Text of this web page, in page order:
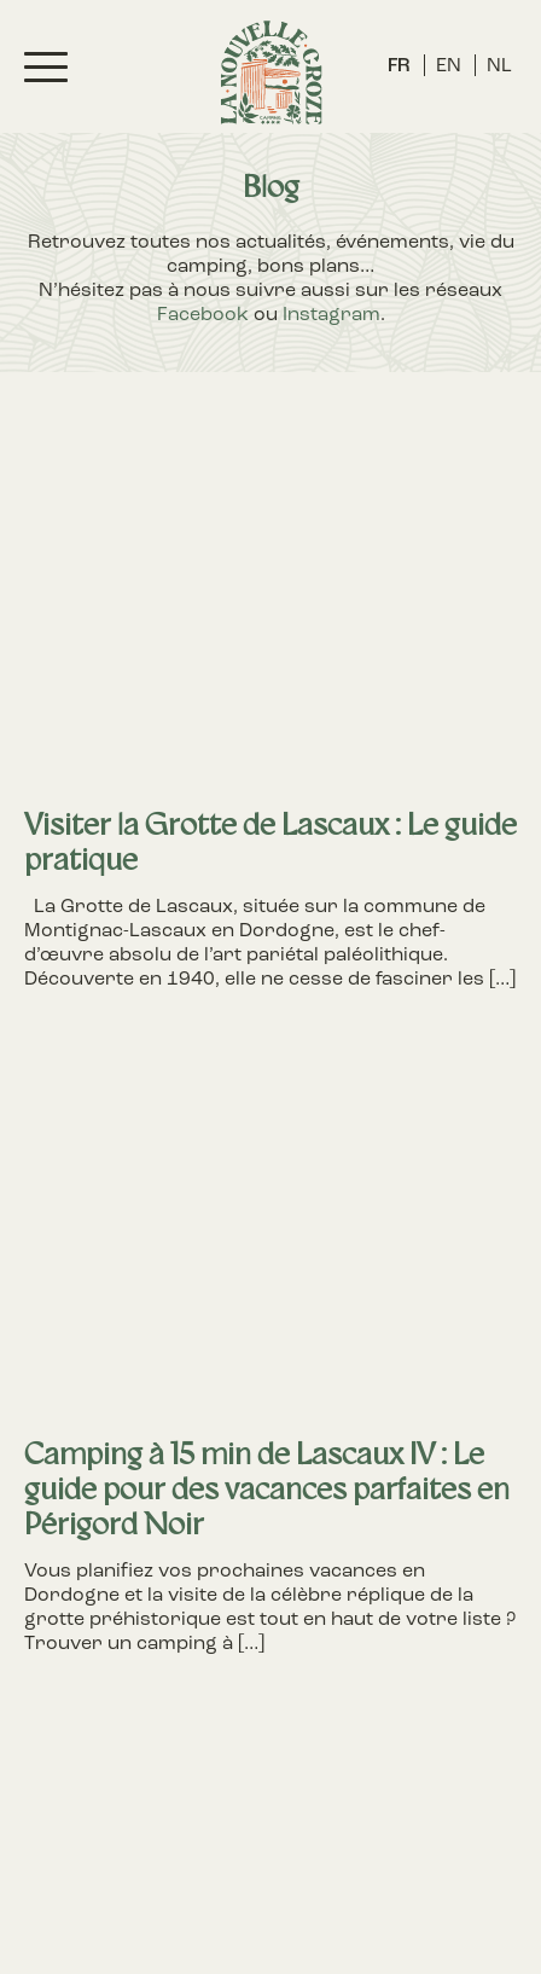
FR EN NL
Blog
Retrouvez toutes nos actualités, événements, vie du
camping, bons plans…
N’hésitez pas à nous suivre aussi sur les réseaux
Facebook ou Instagram.
Visiter la Grotte de Lascaux : Le guide
pratique
La Grotte de Lascaux, située sur la commune de
Montignac-Lascaux en Dordogne, est le chef-
d’œuvre absolu de l’art pariétal paléolithique.
Découverte en 1940, elle ne cesse de fasciner les […]
Camping à 15 min de Lascaux IV : Le
guide pour des vacances parfaites en
Périgord Noir
Vous planifiez vos prochaines vacances en
Dordogne et la visite de la célèbre réplique de la
grotte préhistorique est tout en haut de votre liste ?
Trouver un camping à […]